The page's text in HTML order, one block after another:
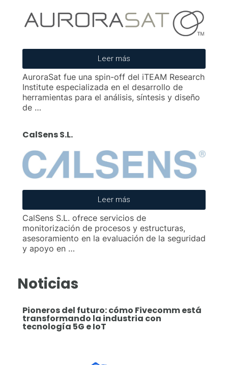
Leer más
AuroraSat fue una spin-off del iTEAM Research
Institute especializada en el desarrollo de
herramientas para el análisis, síntesis y diseño
de …
CalSens S.L.
Leer más
CalSens S.L. ofrece servicios de
monitorización de procesos y estructuras,
asesoramiento en la evaluación de la seguridad
y apoyo en …
Noticias
Pioneros del futuro: cómo Fivecomm está
transformando la industria con
tecnología 5G e IoT